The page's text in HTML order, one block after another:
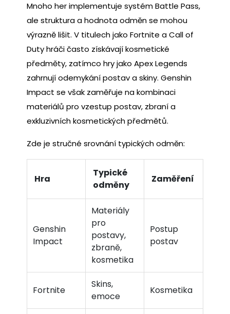
Mnoho her implementuje systém Battle Pass,
ale struktura a hodnota odměn se mohou
výrazně lišit. V titulech jako Fortnite a Call of
Duty hráči často získávají kosmetické
předměty, zatímco hry jako Apex Legends
zahrnují odemykání postav a skiny. Genshin
Impact se však zaměřuje na kombinaci
materiálů pro vzestup postav, zbraní a
exkluzivních kosmetických předmětů.
Zde je stručné srovnání typických odměn:
Hra
Typické
odměny
Zaměření
Genshin
Impact
Materiály
pro
postavy,
zbraně,
kosmetika
Postup
postav
Fortnite
Skins,
emoce
Kosmetika